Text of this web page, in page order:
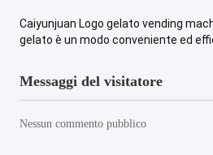
Caiyunjuan Logo gelato vending
gelato è un modo conveniente ed
Messaggi del visitatore
Nessun commento pubblico